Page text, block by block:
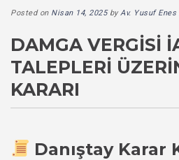
Posted on Nisan 14, 2025byAv. Yusuf Enes
DAMGA VERGISI
TALEPLERI
KARARI
Danıştay Karar